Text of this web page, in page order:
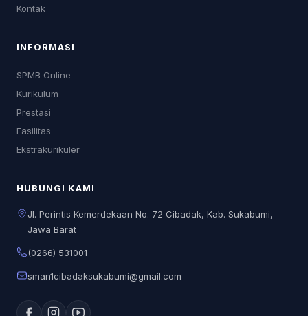
Kontak
INFORMASI
SPMB Online
Kurikulum
Prestasi
Fasilitas
Ekstrakurikuler
HUBUNGI KAMI
Jl. Perintis Kemerdekaan No. 72 Cibadak, Kab. Sukabumi,
Jawa Barat
(0266) 531001
sman1cibadaksukabumi@gmail.com